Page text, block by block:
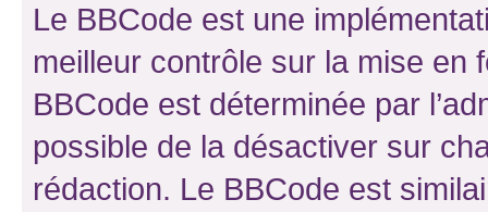
Le BBCode est une
meilleur contrôle sur la mise en
BBCode est déterminée par
possible de la désactiver sur
rédaction. Le BBCode est